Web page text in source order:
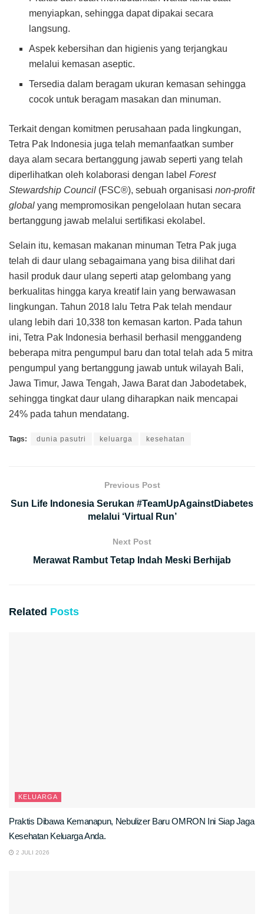
menyiapkan, sehingga dapat dipakai secara
langsung.
Aspek kebersihan dan higienis yang terjangkau
melalui kemasan aseptic.
Tersedia dalam beragam ukuran kemasan sehingga
cocok untuk beragam masakan dan minuman.
Terkait dengan komitmen perusahaan pada lingkungan,
Tetra Pak Indonesia juga telah memanfaatkan sumber
daya alam secara bertanggung jawab seperti yang telah
diperlihatkan oleh kolaborasi dengan label Forest
Stewardship Council (FSC®), sebuah organisasi non-profit
global yang mempromosikan pengelolaan hutan secara
bertanggung jawab melalui sertifikasi ekolabel.
Selain itu, kemasan makanan minuman Tetra Pak juga
telah di daur ulang sebagaimana yang bisa dilihat dari
hasil produk daur ulang seperti atap gelombang yang
berkualitas hingga karya kreatif lain yang berwawasan
lingkungan. Tahun 2018 lalu Tetra Pak telah mendaur
ulang lebih dari 10,338 ton kemasan karton. Pada tahun
ini, Tetra Pak Indonesia berhasil berhasil menggandeng
beberapa mitra pengumpul baru dan total telah ada 5 mitra
pengumpul yang bertanggung jawab untuk wilayah Bali,
Jawa Timur, Jawa Tengah, Jawa Barat dan Jabodetabek,
sehingga tingkat daur ulang diharapkan naik mencapai
24% pada tahun mendatang.
Tags: dunia pasutri keluarga kesehatan
Previous Post
Sun Life Indonesia Serukan #TeamUpAgainstDiabetes
melalui ‘Virtual Run’
Next Post
Merawat Rambut Tetap Indah Meski Berhijab
Related Posts
KELUARGA
Praktis Dibawa Kemanapun, Nebulizer Baru OMRON Ini Siap Jaga
Kesehatan Keluarga Anda.
2 JULI 2026